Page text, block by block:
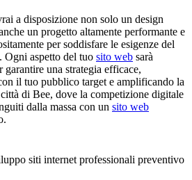
a disposizione non solo un design
un progetto altamente performante e
per soddisfare le esigenze del
Ogni aspetto del tuo sito web sarà
garantire una strategia efficace,
il tuo pubblico target e amplificando la
di Bee, dove la competizione digitale
dalla massa con un sito web